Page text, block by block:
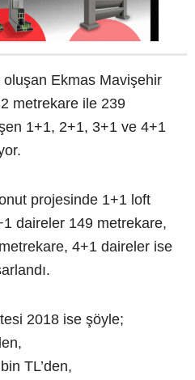
Ekmas Mavişehir
metrekare ile 239
1+1, 2+1, 3+1 ve 4+1
projesinde 1+1 loft
daireler 149 metrekare,
4+1 daireler ise
2018 ise şöyle;
TL’den,